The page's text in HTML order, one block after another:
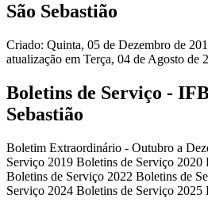
São Sebastião
Criado: Quinta, 05 de Dezembro de
atualização em Terça, 04 de Agosto de
Boletins de Serviço -
Sebastião
Boletim Extraordinário - Outubro a
Serviço 2019 Boletins de Serviço 2020
Boletins de Serviço 2022 Boletins de
Serviço 2024 Boletins de Serviço 2025